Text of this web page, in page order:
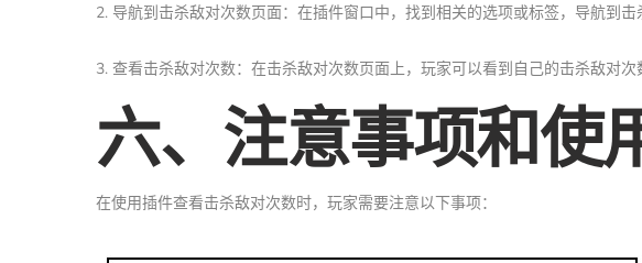
2. 导航到击杀敌对次数页面：在插件窗口中，找到相关的选项或标签，导航到击
3. 查看击杀敌对次数：在击杀敌对次数页面上，玩家可以看到自己的击杀敌对次
六、注意事项和使
在使用插件查看击杀敌对次数时，玩家需要注意以下事项：